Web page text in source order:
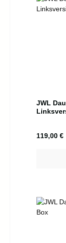
JWL
Regulärer
119,00 €